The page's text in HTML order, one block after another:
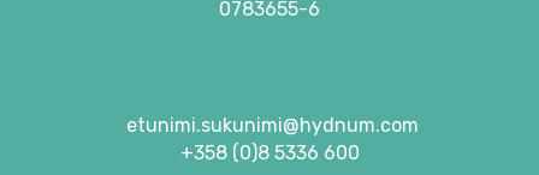
0783655-6
etunimi.sukunimi@hydnum.com
+358 (0)8 5336 600